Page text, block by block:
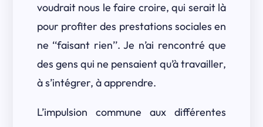
voudrait nous le faire croire, qui serait là
pour profiterdes prestations sociales en
ne ‘‘faisant rien’’. Je n’ai rencontré que
des gens qui ne pensaient qu’à travailler,
à s’intégrer, à apprendre.
L’impulsion commune aux différentes